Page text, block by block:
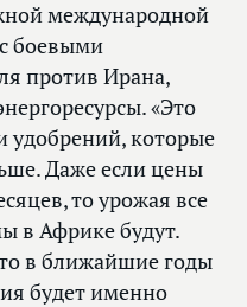
международной
боевыми
против Ирана,
«Это
удобрений, которые
Даже если цены
то урожая все
в Африке будут.
в ближайшие годы
будет именно